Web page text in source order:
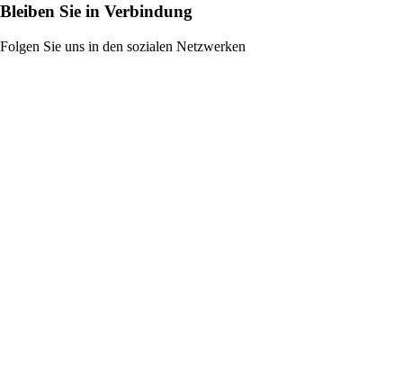
Bleiben Sie in Verbindung
Folgen Sie uns in den sozialen Netzwerken